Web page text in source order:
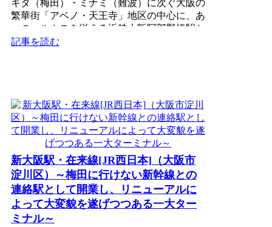
キタ（梅田）・ミナミ（難波）に次ぐ大阪の
繁華街「アベノ・天王寺」地区の中心に、あ
べのハルカスを従える近鉄大阪阿部野橋駅と
がっぷり四つに構える...
記事を読む
新大阪駅・在来線[JR西日本]（大阪市
淀川区）～梅田に行けない新幹線との
連絡駅として開業し、リニューアルに
よって大変貌を遂げつつある一大ター
ミナル～